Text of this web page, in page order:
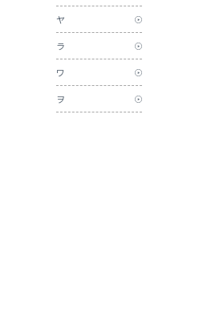
ヤ
ラ
ワ
ヲ